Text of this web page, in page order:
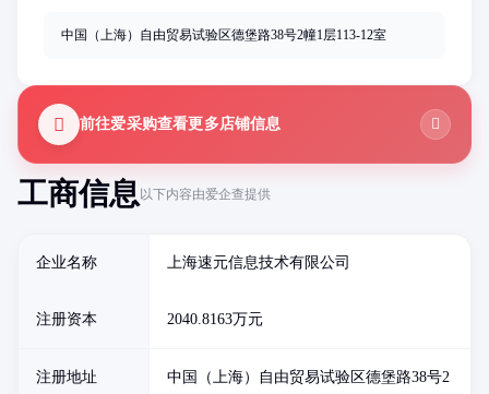
工商信息以下内容由爱企查提供
企业名称 上海速元信息技术有限公司
注册资本 2040.8163万元
注册地址
中国（上海）自由贸易试验区德堡路38号2
中国（上海）自由贸易试验区德堡路38号2幢1层113-12室
前往爱采购查看更多店铺信息